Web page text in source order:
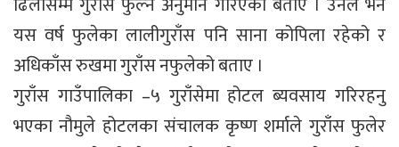
यस वर्ष फुलेका लालीगुराँस पनि साना कोपिला रहेको र
अधिकाँस रुखमा गुराँस नफुलेको बताए ।
गुराँस गाउँपालिका –५ गुराँसेमा होटल ब्यवसाय गरिरहनु
भएका नौमुले होटलका संचालक कृष्ण शर्माले गुराँस फुलेर